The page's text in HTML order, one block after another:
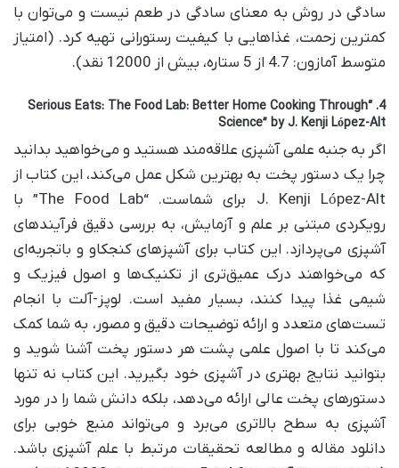
سادگی در روش به معنای سادگی در طعم نیست و می‌توان با
کمترین زحمت، غذاهایی با کیفیت رستورانی تهیه کرد. (امتیاز
متوسط آمازون: 4.7 از 5 ستاره، بیش از 12000 نقد).
4. “Serious Eats: The Food Lab: Better Home Cooking Through
Science” by J. Kenji López-Alt
اگر به جنبه علمی آشپزی علاقه‌مند هستید و می‌خواهید بدانید
چرا یک دستور پخت به بهترین شکل عمل می‌کند، این کتاب از
J. Kenji López-Alt برای شماست. “The Food Lab” با
رویکردی مبتنی بر علم و آزمایش، به بررسی دقیق فرآیندهای
آشپزی می‌پردازد. این کتاب برای آشپزهای کنجکاو و باتجربه‌ای
که می‌خواهند درک عمیق‌تری از تکنیک‌ها و اصول فیزیک و
شیمی غذا پیدا کنند، بسیار مفید است. لوپز-آلت با انجام
تست‌های متعدد و ارائه توضیحات دقیق و مصور، به شما کمک
می‌کند تا با اصول علمی پشت هر دستور پخت آشنا شوید و
بتوانید نتایج بهتری در آشپزی خود بگیرید. این کتاب نه تنها
دستورهای پخت عالی ارائه می‌دهد، بلکه دانش شما را در مورد
آشپزی به سطح بالاتری می‌برد و می‌تواند منبع خوبی برای
دانلود مقاله و مطالعه تحقیقات مرتبط با علم آشپزی باشد.